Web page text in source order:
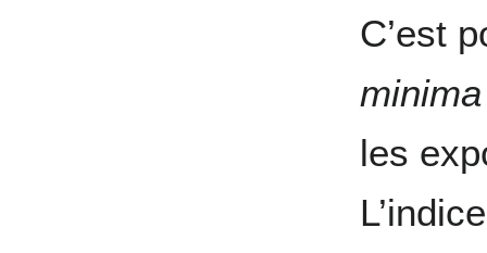
C’est
minima
les